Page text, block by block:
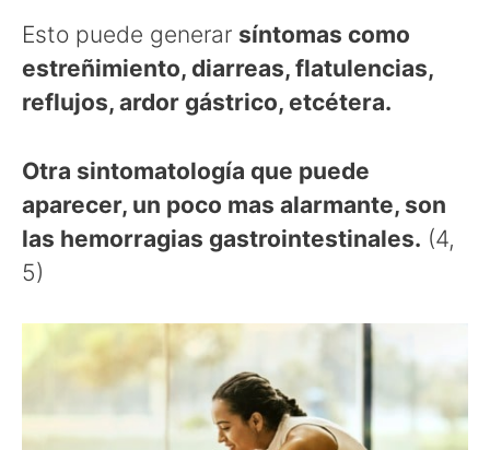
Esto puede generar síntomas como
estreñimiento, diarreas, flatulencias,
reflujos, ardor gástrico, etcétera.
Otra sintomatología que puede
aparecer, un poco mas alarmante, son
las hemorragias gastrointestinales. (4,
5)